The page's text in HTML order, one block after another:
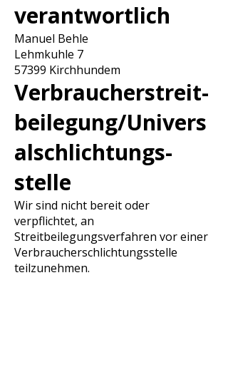
verantwortlich
Manuel Behle
Lehmkuhle 7
57399 Kirchhundem
Verbraucher­streit­
beilegung/Univers
al­schlichtungs­
stelle
Wir sind nicht bereit oder
verpflichtet, an
Streitbeilegungsverfahren vor einer
Verbraucherschlichtungsstelle
teilzunehmen.